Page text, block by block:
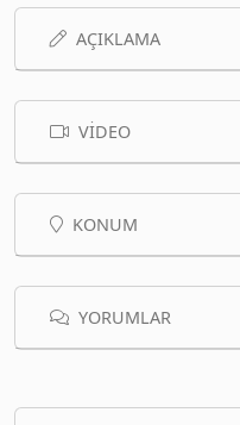
AÇIKLAMA
VIDEO
KONUM
YORUMLAR